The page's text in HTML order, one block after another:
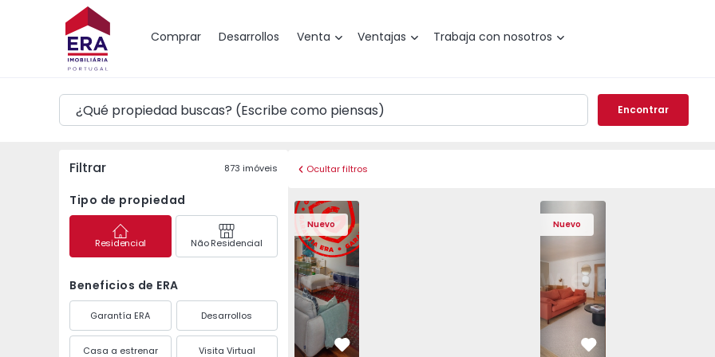
Comprar Desarrollos Venta Ventajas Trabaja con nosotros
Mapa
Encontrar
Filtrar 873 imóveis
Tipo de propiedad
Residencial Não Residencial
Beneficios de ERA
Garantía ERA Desarrollos
Casa a estrenar Visita Virtual
Ocultar filtros
Nuevo
Apartamento T3 Póvoa de Varzim, Póvoa de Varzim, Beiriz e Argivai - 1574602 - 20
Apartamento T3 Póvoa de Varzim, Póvoa de Varzim, Beiriz e Argivai -
Apartamento T3 Póvoa de Varzim, Póvoa de Varzim, Beiriz
Apartamento T3 Póvoa de Varzim, Póvoa de
Apartamento T3 Póvoa de Varzim,
Apartamento T3 Póvoa de
Apartamento
Favorito
Nuevo
Apartamento T4 Cascais, São Domingos
Apartamento T4 Cascais,
Apartamento T4
Favorito